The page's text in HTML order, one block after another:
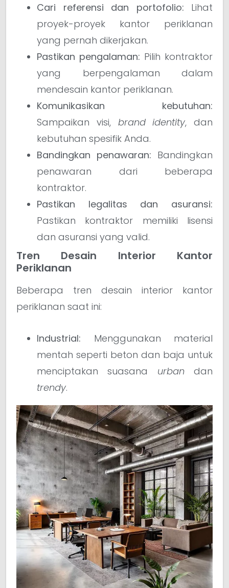
Cari referensi dan portofolio: Lihat
proyek-proyek kantor periklanan
yang pernah dikerjakan.
Pastikan pengalaman: Pilih kontraktor
yang berpengalaman dalam
mendesain kantor periklanan.
Komunikasikan kebutuhan:
Sampaikan visi, brand identity, dan
kebutuhan spesifik Anda.
Bandingkan penawaran: Bandingkan
penawaran dari beberapa
kontraktor.
Pastikan legalitas dan asuransi:
Pastikan kontraktor memiliki lisensi
dan asuransi yang valid.
Tren Desain Interior Kantor
Periklanan
Beberapa tren desain interior kantor
periklanan saat ini:
Industrial: Menggunakan material
mentah seperti beton dan baja untuk
menciptakan suasana urbandan
trendy.